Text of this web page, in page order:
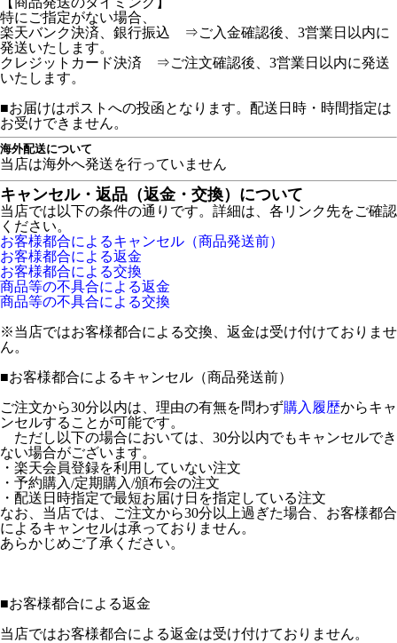
特にご指定がない場合、
楽天バンク決済、銀行振込 ⇒ご入金確認後、3営業日以内に
発送いたします。
クレジットカード決済 ⇒ご注文確認後、3営業日以内に発送
いたします。
■お届けはポストへの投函となります。配送日時・時間指定は
お受けできません。
海外配送について
当店は海外へ発送を行っていません
キャンセル・返品（返金・交換）について
当店では以下の条件の通りです。詳細は、各リンク先をご確認
ください。
お客様都合によるキャンセル（商品発送前）
お客様都合による返金
お客様都合による交換
商品等の不具合による返金
商品等の不具合による交換
※当店ではお客様都合による交換、返金は受け付けておりませ
ん。
■お客様都合によるキャンセル（商品発送前）
ご注文から30分以内は、理由の有無を問わず購入履歴からキャ
ンセルすることが可能です。
ただし以下の場合においては、30分以内でもキャンセルでき
ない場合がございます。
・楽天会員登録を利用していない注文
・予約購入/定期購入/頒布会の注文
・配送日時指定で最短お届け日を指定している注文
なお、当店では、ご注文から30分以上過ぎた場合、お客様都合
によるキャンセルは承っておりません。
あらかじめご了承ください。
■お客様都合による返金
当店ではお客様都合による返金は受け付けておりません。